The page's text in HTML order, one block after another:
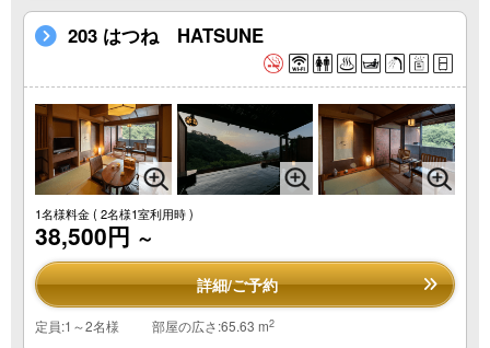
203 はつね HATSUNE
1名様料金( 2名様1室利用時 )
38,500円 ～
詳細/ご予約
定員:1～2名様 部屋の広さ:65.63 m2